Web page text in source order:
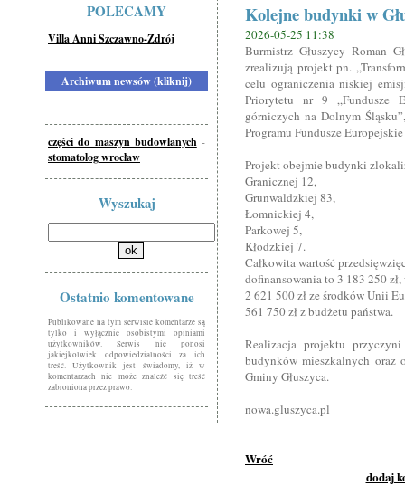
POLECAMY
Villa Anni Szczawno-Zdrój
Archiwum newsów (kliknij)
części do maszyn budowlanych -
stomatolog wrocław
Wyszukaj
Ostatnio komentowane
Publikowane na tym serwisie komentarze są
tylko i wyłącznie osobistymi opiniami
użytkowników. Serwis nie ponosi
jakiejkolwiek odpowiedzialności za ich
treść. Użytkownik jest świadomy, iż w
komentarzach nie może znaleźć się treść
zabroniona przez prawo.
Kolejne budynki w
2026-05-25 11:38
Burmistrz Głuszycy Roman
zrealizują projekt pn.
celu ograniczenia niskiej
Priorytetu nr 9 „Fundusze
górniczych na Dolnym
Programu Fundusze
Projekt obejmie budynki
Granicznej 12,
Grunwaldzkiej 83,
Łomnickiej 4,
Parkowej 5,
Kłodzkiej 7.
Całkowita wartość
dofinansowania to 3 183 250
2 621 500 zł ze środków Unii
561 750 zł z budżetu państwa.
Realizacja projektu
budynków mieszkalnych oraz
Gminy Głuszyca.
nowa.gluszyca.pl
Wróć
dodaj